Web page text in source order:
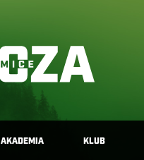
AKADEMIA KLUB